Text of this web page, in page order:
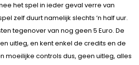
het spel in ieder geval verre van
zelf duurt namelijk slechts ‘n half uur.
tegenover van nog geen 5 Euro. De
uitleg, en kent enkel de credits en de
moeilijke controls dus, geen uitleg, alles